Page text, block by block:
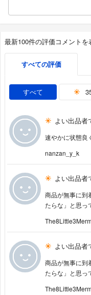
最新100件の評価コメントを
すべての評価
すべて
よい出品者
速やかに状態良
nanzan_y_k
よい出品者
商品が無事に到
たらな」と思っ
よい出品者
商品が無事に到
たらな」と思っ